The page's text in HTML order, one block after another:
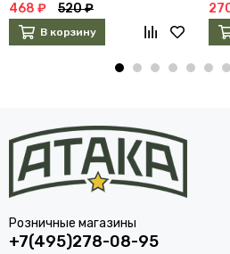
468 ₽ 520 ₽
В корзину
Розничные магазины
+7(495)278-08-95